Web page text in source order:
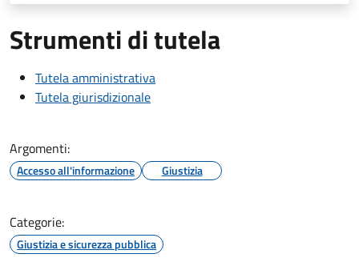
Strumenti di tutela
Tutela amministrativa
Tutela giurisdizionale
Argomenti:
Accesso all'informazione Giustizia
Categorie:
Giustizia e sicurezza pubblica